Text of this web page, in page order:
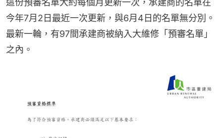
今年7月2日最近一次更新，與6月4日的名單無分別。
最新一輪，有97間承建商被納入大維修「預審名單」
之內。